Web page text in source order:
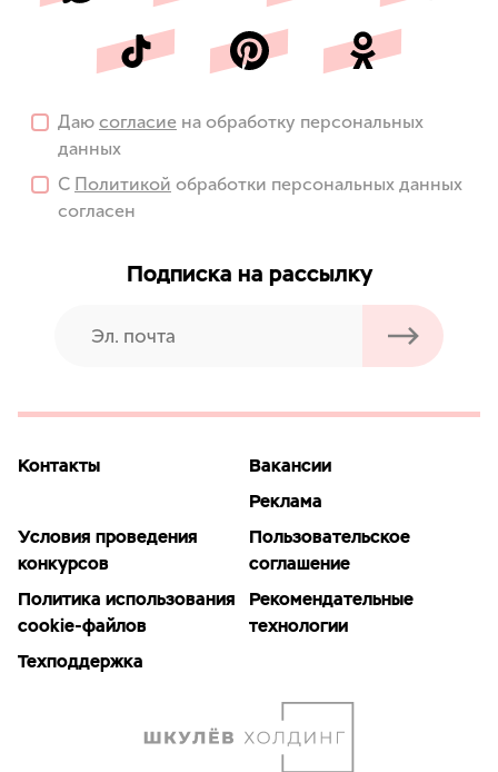
Даю согласие на обработку персональных
данных
С Политикой обработки персональных данных
согласен
Подписка на рассылку
Контакты
Вакансии
Реклама
Условия проведения
конкурсов
Пользовательское
соглашение
Политика использования
cookie-файлов
Рекомендательные
технологии
Техподдержка